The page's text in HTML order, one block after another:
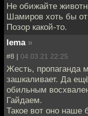
Не обижайте
Шамиров хоть бы
Позор какой-то.
lema »
#8 | 04.03.21 22:25
Жесть, пропаганда
зашкаливает. Да
обильным
Гайдаем.
Такое вот оно наше